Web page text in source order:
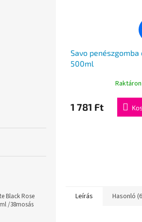
Black Rose
/38mosás
Savo
500ml
Raktáron
1 781 Ft
Leírás Hasonló